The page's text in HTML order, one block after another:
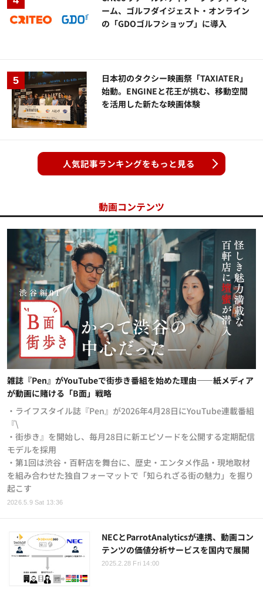
ーム、ゴルフダイジェスト・オンライン
の「GDOゴルフショップ」に導入
日本初のタクシー映画祭「TAXIATER」
始動。ENGINEと花王が挑む、移動空間
を活用した新たな映画体験
人気記事ランキングをもっと見る
動画コンテンツ
2026.5.9 Sat 13:36
雑誌『Pen』がYouTubeで街歩き番組を始めた理由——紙メディア
が動画に賭ける「B面」戦略
・ライフスタイル誌『Pen』が2026年4月28日にYouTube連載番組
『\
・街歩き』を開始し、毎月28日に新エピソードを公開する定期配信
モデルを採用
・第1回は渋谷・百軒店を舞台に、歴史・エンタメ作品・現地取材
を組み合わせた独自フォーマットで「知られざる街の魅力」を掘り
起こす
NECとParrotAnalyticsが連携、動画コン
テンツの価値分析サービスを国内で展開
2025.2.28 Fri 14:00